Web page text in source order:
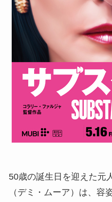
50歳の誕生日を迎えた元
（デミ・ムーア）は、容